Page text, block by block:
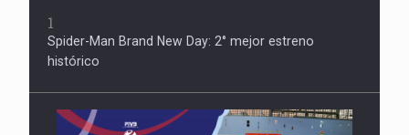
1
Spider-Man Brand New Day: 2° mejor estreno
histórico